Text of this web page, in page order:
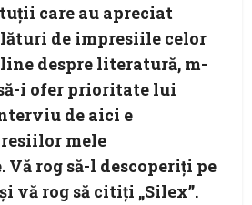
care au apreciat
de impresiile celor
despre literatură, m-
i ofer prioritate lui
de aici e
mele
rog să-l descoperiţi pe
vă rog să citiţi „Silex”.